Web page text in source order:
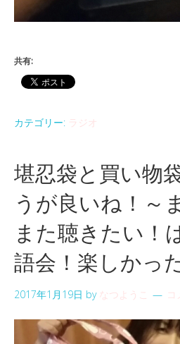
共有:
カテゴリー: ラジオ
堪忍袋と買い物
うが良いね！～
また聴きたい！
語会！楽しかっ
2017年1月19日 by なつようこ